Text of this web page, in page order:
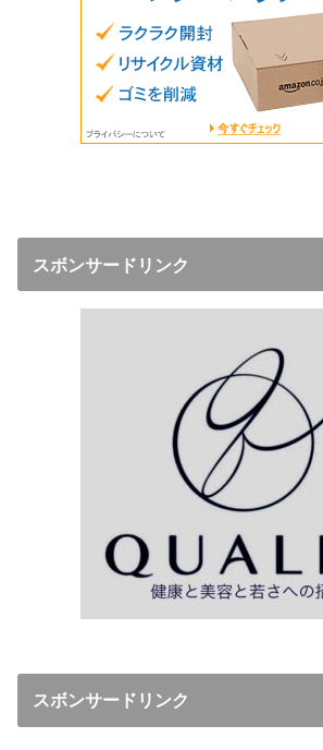
スボンサードリンク
スボンサードリンク